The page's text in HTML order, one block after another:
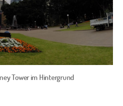
Tower im Hintergrund